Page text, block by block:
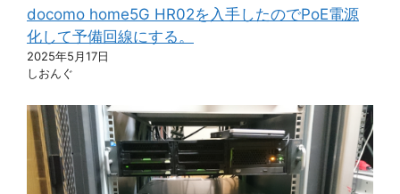
docomo home5G HR02を入手したのでPoE電源
化して予備回線にする。
2025年5月17日
しおんぐ